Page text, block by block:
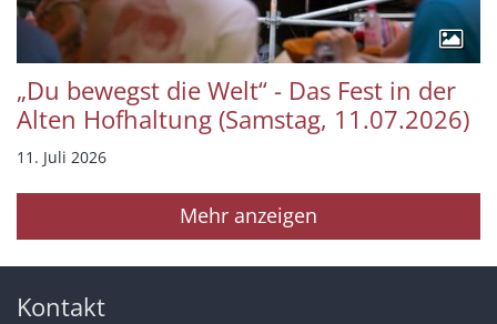
„Du bewegst die Welt“ - Das Fest in der
Alten Hofhaltung (Samstag, 11.07.2026)
11. Juli 2026
Mehr anzeigen
Kontakt